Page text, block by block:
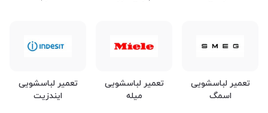
تعمیر لباسشویی
اسمگ
تعمیر لباسشویی
میله
تعمیر لباسشویی
ایندزیت